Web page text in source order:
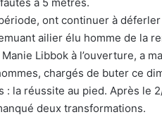
ont continuer à
ailier élu homme de la
Libbok à l’ouverture, a
chargés de buter ce
la réussite au pied. Après le
deux transformations.